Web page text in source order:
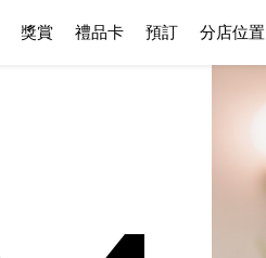
獎賞 禮品卡 預訂 分店位置